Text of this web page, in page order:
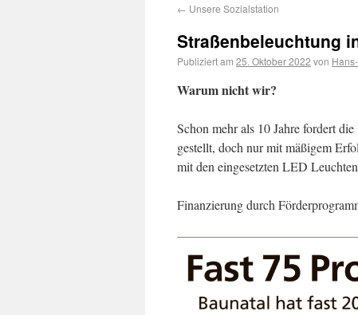
← Unsere Sozialstation
Straßenbeleuchtung
Publiziert am 25. Oktober 2022 von
Warum nicht wir?
Schon mehr als 10 Jahre fordert
gestellt, doch nur mit mäßigem
mit den eingesetzten LED
Finanzierung durch